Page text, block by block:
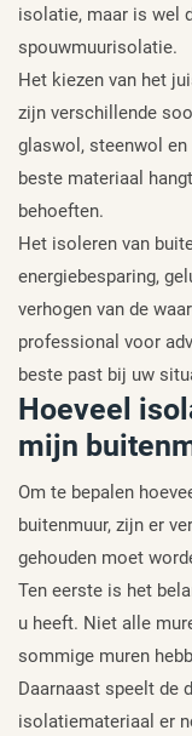
isolatie, maar is wel
spouwmuurisolatie.
Het kiezen van het
zijn verschillende
glaswol, steenwol en
beste materiaal
behoeften.
Het isoleren van
energiebesparing,
verhogen van de
professional voor
beste past bij uw
Hoeveel
mijn
Om te bepalen
buitenmuur, zijn er
gehouden moet
Ten eerste is het
u heeft. Niet alle
sommige muren
Daarnaast speelt de
isolatiemateriaal er